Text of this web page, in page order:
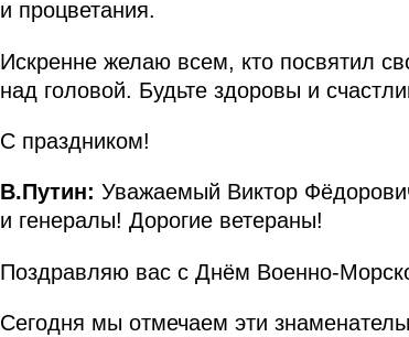
и процветания.
Искренне желаю всем, кто посвятил
над головой. Будьте здоровы и
С праздником!
В.Путин: Уважаемый Виктор
и генералы! Дорогие ветераны!
Поздравляю вас с Днём Военно-
Сегодня мы отмечаем эти